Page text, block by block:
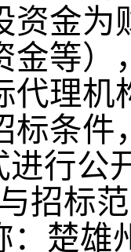
资金为
金等）
代理
标条件
进行公
招标
：楚雄